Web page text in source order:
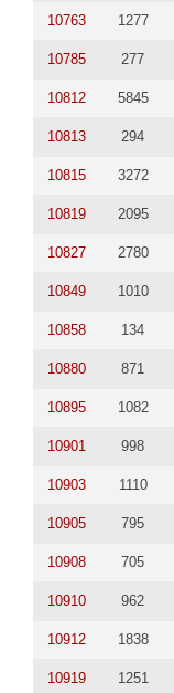
10763 1277
10785 277
10812 5845
10813 294
10815 3272
10819 2095
10827 2780
10849 1010
10858 134
10880 871
10895 1082
10901 998
10903 1110
10905 795
10908 705
10910 962
10912 1838
10919 1251